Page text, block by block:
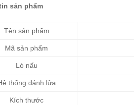
sản phẩm
Tên sản phẩm
Mã sản phẩm
Lò nấu
thống đánh lửa
Kích thước